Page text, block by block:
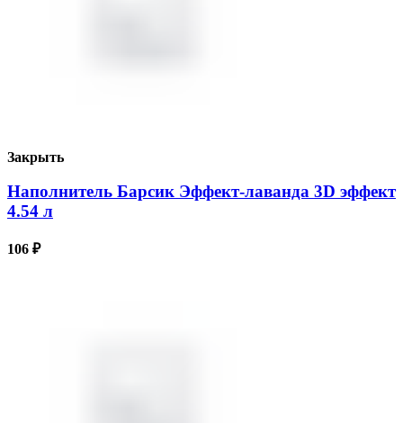
Закрыть
Наполнитель Барсик Эффект-лаванда 3D эффект
4.54 л
106 ₽